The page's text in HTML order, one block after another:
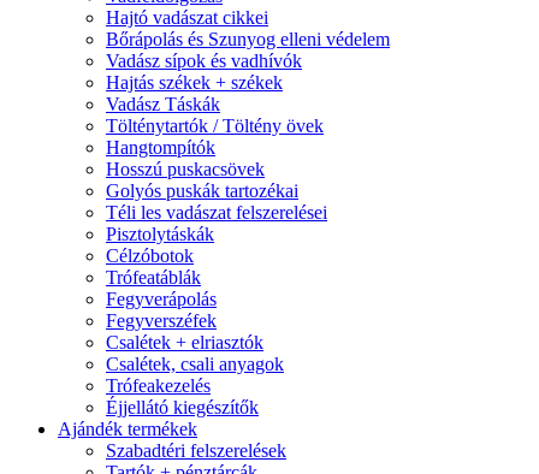
Hajtó vadászat cikkei
Bőrápolás és Szunyog elleni védelem
Vadász sípok és vadhívók
Hajtás székek + székek
Vadász Táskák
Tölténytartók / Töltény övek
Hangtompítók
Hosszú puskacsövek
Golyós puskák tartozékai
Téli les vadászat felszerelései
Pisztolytáskák
Célzóbotok
Trófeatáblák
Fegyverápolás
Fegyverszéfek
Csalétek + elriasztók
Csalétek, csali anyagok
Trófeakezelés
Éjjellátó kiegészítők
Ajándék termékek
Szabadtéri felszerelések